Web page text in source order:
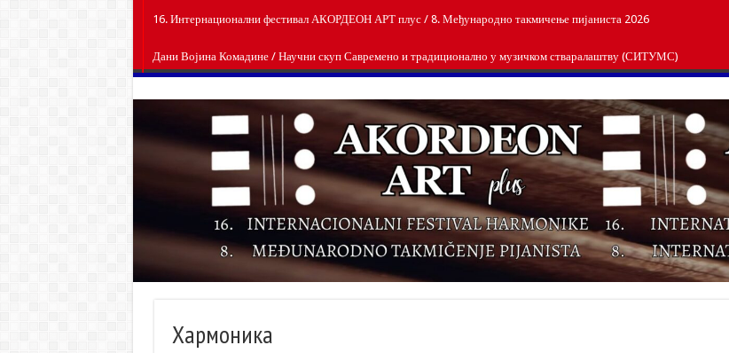
16. Интернационални фестивал АКОРДЕОН АРТ плус / 8. Међународно такмичење пијаниста 2026
Дани Војина Комадине / Научни скуп Савремено и традиционално у музичком стваралаштву (СИТУМС)
Хармоника